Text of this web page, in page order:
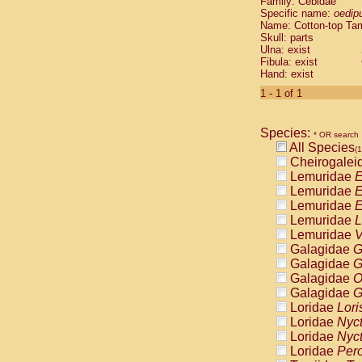
Cebidae
Cebidae
Cebidae
Cebidae
Cebidae
Cebidae
Cebidae
Cebidae
Cebidae
Cebidae
Cebidae
Cebidae
Atelidae
Atelidae
Atelidae
Atelidae
Atelidae
Atelidae
Atelidae
Atelidae
Atelidae
Atelidae
Pitheciidae
Specific name:
Name: Cotton-top
Skull: parts
Ulna: exist
Fibula: exist
Hand: exist
1 - 1 of 1
Species: * OR search
All Species
Lemuridae
Lemuridae
Lemuridae
Lemuridae
Lemuridae
Galagidae
Galagidae
Galagidae
Galagidae
Loridae
Loridae
Loridae
Loridae